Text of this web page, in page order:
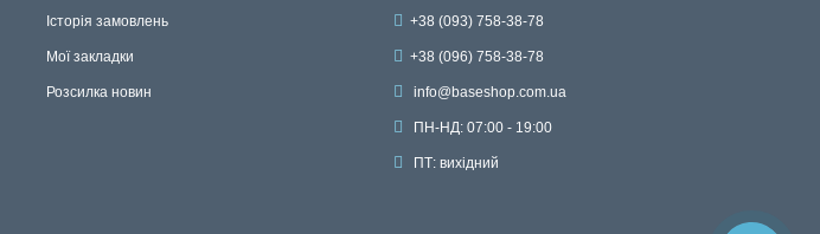
Історія замовлень
Мої закладки
Розсилка новин
+38 (093) 758-38-78
+38 (096) 758-38-78
info@baseshop.com.ua
ПН-НД: 07:00 - 19:00
ПТ: вихідний